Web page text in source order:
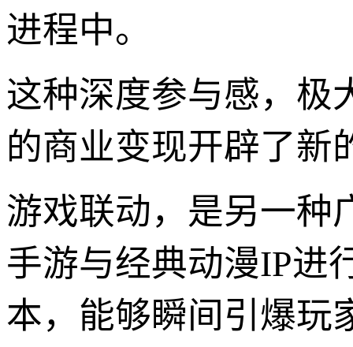
进程中。
这种深度参与感，极
的商业变现开辟了新
游戏联动，是另一种
手游与经典动漫IP进
本，能够瞬间引爆玩